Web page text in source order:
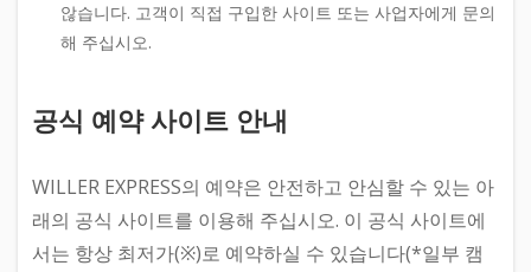
않습니다. 고객이 직접 구입한 사이트 또는 사업자에게 문의
해 주십시오.
공식 예약 사이트 안내
WILLER EXPRESS의 예약은 안전하고 안심할 수 있는 아
래의 공식 사이트를 이용해 주십시오. 이 공식 사이트에
서는 항상 최저가(※)로 예약하실 수 있습니다(*일부 캠